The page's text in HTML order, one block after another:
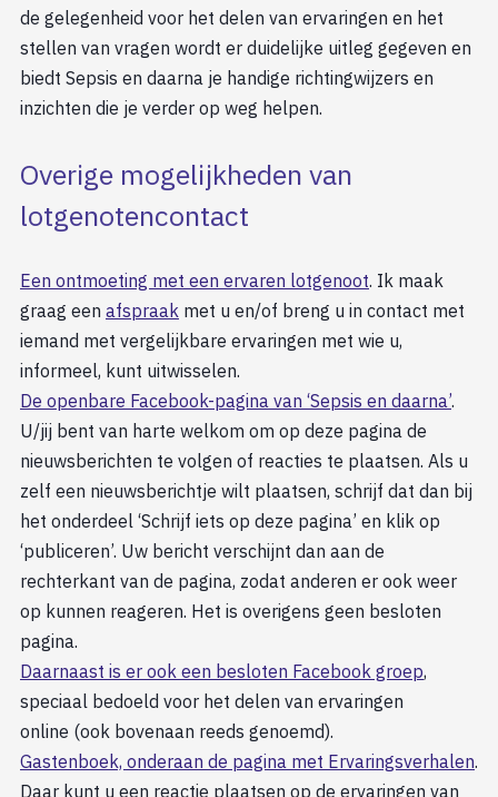
de gelegenheid voor het delen van ervaringen en het
stellen van vragen wordt er duidelijke uitleg gegeven en
biedt Sepsis en daarna je handige richtingwijzers en
inzichten die je verder op weg helpen.
Overige mogelijkheden van
lotgenotencontact
Een ontmoeting met een ervaren lotgenoot. Ik maak
graag een afspraak met u en/of breng u in contact met
iemand met vergelijkbare ervaringen met wie u,
informeel, kunt uitwisselen.
De openbare Facebook-pagina van ‘Sepsis en daarna’.
U/jij bent van harte welkom om op deze pagina de
nieuwsberichten te volgen of reacties te plaatsen. Als u
zelf een nieuwsberichtje wilt plaatsen, schrijf dat dan bij
het onderdeel ‘Schrijf iets op deze pagina’ en klik op
‘publiceren’. Uw bericht verschijnt dan aan de
rechterkant van de pagina, zodat anderen er ook weer
op kunnen reageren. Het is overigens geen besloten
pagina.
Daarnaast is er ook een besloten Facebook groep,
speciaal bedoeld voor het delen van ervaringen
online (ook bovenaan reeds genoemd).
Gastenboek, onderaan de pagina met Ervaringsverhalen.
Daar kunt u een reactie plaatsen op de ervaringen van